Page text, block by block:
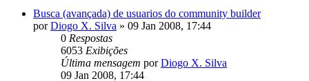
Busca (avançada) de usuarios do community builder
porDiogo X. Silva » 09 Jan 2008, 17:44
0 Respostas
6053 Exibições
Última mensagem porDiogo X. Silva
09 Jan 2008, 17:44